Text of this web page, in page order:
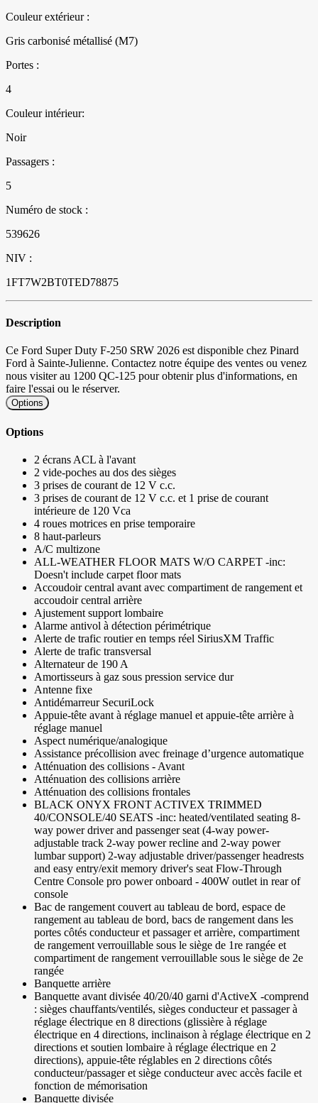
Couleur extérieur :
Gris carbonisé métallisé (M7)
Portes :
4
Couleur intérieur:
Noir
Passagers :
5
Numéro de stock :
539626
NIV :
1FT7W2BT0TED78875
Description
Ce Ford Super Duty F-250 SRW 2026 est disponible chez Pinard
Ford à Sainte-Julienne. Contactez notre équipe des ventes ou venez
nous visiter au 1200 QC-125 pour obtenir plus d'informations, en
faire l'essai ou le réserver.
Options
Options
2 écrans ACL à l'avant
2 vide-poches au dos des sièges
3 prises de courant de 12 V c.c.
3 prises de courant de 12 V c.c. et 1 prise de courant
intérieure de 120 Vca
4 roues motrices en prise temporaire
8 haut-parleurs
A/C multizone
ALL-WEATHER FLOOR MATS W/O CARPET -inc:
Doesn't include carpet floor mats
Accoudoir central avant avec compartiment de rangement et
accoudoir central arrière
Ajustement support lombaire
Alarme antivol à détection périmétrique
Alerte de trafic routier en temps réel SiriusXM Traffic
Alerte de trafic transversal
Alternateur de 190 A
Amortisseurs à gaz sous pression service dur
Antenne fixe
Antidémarreur SecuriLock
Appuie-tête avant à réglage manuel et appuie-tête arrière à
réglage manuel
Aspect numérique/analogique
Assistance précollision avec freinage d’urgence automatique
Atténuation des collisions - Avant
Atténuation des collisions arrière
Atténuation des collisions frontales
BLACK ONYX FRONT ACTIVEX TRIMMED
40/CONSOLE/40 SEATS -inc: heated/ventilated seating 8-
way power driver and passenger seat (4-way power-
adjustable track 2-way power recline and 2-way power
lumbar support) 2-way adjustable driver/passenger headrests
and easy entry/exit memory driver's seat Flow-Through
Centre Console pro power onboard - 400W outlet in rear of
console
Bac de rangement couvert au tableau de bord, espace de
rangement au tableau de bord, bacs de rangement dans les
portes côtés conducteur et passager et arrière, compartiment
de rangement verrouillable sous le siège de 1re rangée et
compartiment de rangement verrouillable sous le siège de 2e
rangée
Banquette arrière
Banquette avant divisée 40/20/40 garni d'ActiveX -comprend
: sièges chauffants/ventilés, sièges conducteur et passager à
réglage électrique en 8 directions (glissière à réglage
électrique en 4 directions, inclinaison à réglage électrique en 2
directions et soutien lombaire à réglage électrique en 2
directions), appuie-tête réglables en 2 directions côtés
conducteur/passager et siège conducteur avec accès facile et
fonction de mémorisation
Banquette divisée